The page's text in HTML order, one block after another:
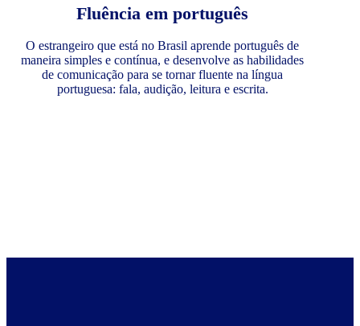
Fluência em português
O estrangeiro que está no Brasil aprende português de
maneira simples e contínua, e desenvolve as habilidades
de comunicação para se tornar fluente na língua
portuguesa: fala, audição, leitura e escrita.